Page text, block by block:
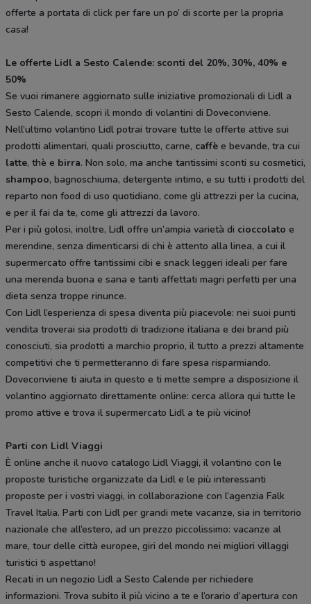
offerte a portata di click per fare un po’ di scorte per la propria
casa!
Le offerte Lidl a Sesto Calende: sconti del 20%, 30%, 40% e
50%
Se vuoi rimanere aggiornato sulle iniziative promozionali di Lidl a
Sesto Calende, scopri il mondo di volantini di Doveconviene.
Nell’ultimo volantino Lidl potrai trovare tutte le offerte attive sui
prodotti alimentari, quali prosciutto, carne, caffè e bevande, tra cui
latte, thè e birra. Non solo, ma anche tantissimi sconti su cosmetici,
shampoo, bagnoschiuma, detergente intimo, e su tutti i prodotti del
reparto non food di uso quotidiano, come gli attrezzi per la cucina,
e per il fai da te, come gli attrezzi da lavoro.
Per i più golosi, inoltre, Lidl offre un’ampia varietà di cioccolato e
merendine, senza dimenticarsi di chi è attento alla linea, a cui il
supermercato offre tantissimi cibi e snack leggeri ideali per fare
una merenda buona e sana e tanti affettati magri perfetti per una
dieta senza troppe rinunce.
Con Lidl l’esperienza di spesa diventa più piacevole: nei suoi punti
vendita troverai sia prodotti di tradizione italiana e dei brand più
conosciuti, sia prodotti a marchio proprio, il tutto a prezzi altamente
competitivi che ti permetteranno di fare spesa risparmiando.
Doveconviene ti aiuta in questo e ti mette sempre a disposizione il
volantino aggiornato direttamente online: cerca allora qui tutte le
promo attive e trova il supermercato Lidl a te più vicino!
Parti con Lidl Viaggi
È online anche il nuovo catalogo Lidl Viaggi, il volantino con le
proposte turistiche organizzate da Lidl e le più interessanti
proposte per i vostri viaggi, in collaborazione con l’agenzia Falk
Travel Italia. Parti con Lidl per grandi mete vacanze, sia in territorio
nazionale che all’estero, ad un prezzo piccolissimo: vacanze al
mare, tour delle città europee, giri del mondo nei migliori villaggi
turistici ti aspettano!
Recati in un negozio Lidl a Sesto Calende per richiedere
informazioni. Trova subito il più vicino a te e l’orario d’apertura con